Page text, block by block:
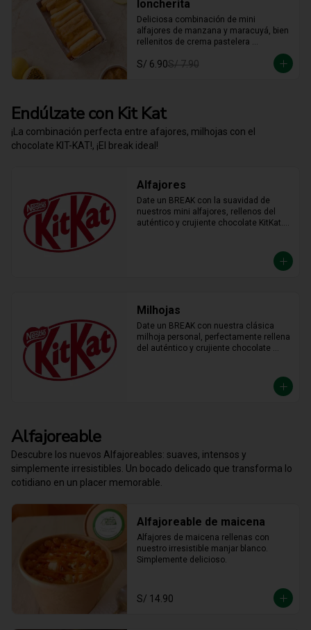
loncherita
Deliciosa combinación de mini
alfajores de manzana y maracuyá, bien
rellenitos de crema pastelera
crema de maracuyá... Irresistible!!
S/ 6.90S/ 7.90
Endúlzate con Kit Kat
¡La combinación perfecta entre afajores, milhojas con el
chocolate KIT-KAT!, ¡El break ideal!
Alfajores
Date un BREAK con la suavidad de
nuestros mini alfajores, rellenos del
auténtico y crujiente chocolate KitKat.
Milhojas
Date un BREAK con nuestra clásica
milhoja personal, perfectamente rellena
del auténtico y crujiente chocolate
desconectar y disfrutar de un placer
crujiente que no vas a querer compartir.
Alfajoreable
Descubre los nuevos Alfajoreables: suaves, intensos y
simplemente irresistibles. Un bocado delicado que transforma lo
cotidiano en un placer memorable.
Alfajoreable de maicena
Alfajores de maicena rellenas con
nuestro irresistible manjar blanco.
Simplemente delicioso.
S/ 14.90